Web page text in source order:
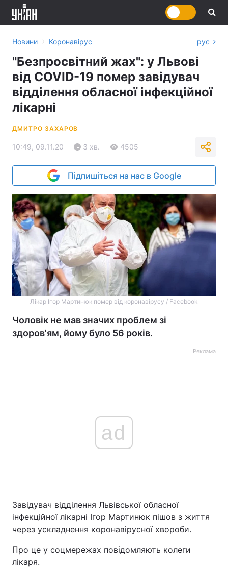
Головна Війна
Україна Політика
Спорт
Новини › Коронавірус рус
"Безпросвітний жах": у Львові
від COVID-19 помер завідувач
відділення обласної інфекційної
лікарні
ДМИТРО ЗАХАРОВ
10:49, 09.11.20 3 хв. 4505
Підпишіться на нас в Google
Лікар Ігор Мартинюк помер від коронавірусу / Facebook
Чоловік не мав значих проблем зі
здоров'ям, йому було 56 років.
Реклама
ad
Завідувач відділення Львівської обласної
інфекційної лікарні Ігор Мартинюк пішов з життя
через ускладнення коронавірусної хвороби.
Про це у соцмережах повідомляють колеги
лікаря.